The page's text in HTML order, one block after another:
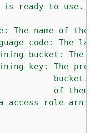
ready to use.
The name of the
The
The
The
bucket.
of them